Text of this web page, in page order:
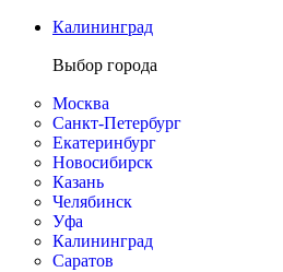
Калининград
Выбор города
Москва
Санкт-Петербург
Екатеринбург
Новосибирск
Казань
Челябинск
Уфа
Калининград
Саратов